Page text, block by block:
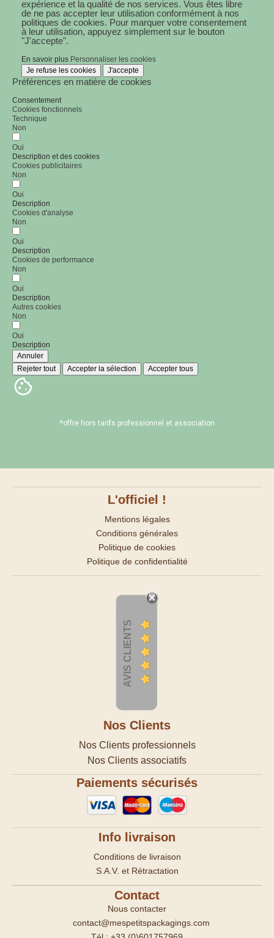
expérience et la qualité de nos services. Vous êtes libre
de ne pas accepter leur utilisation conformément à nos
politiques de cookies. Pour marquer votre consentement
à leur utilisation, appuyez simplement sur le bouton
"J'accepte".
En savoir plus Personnaliser les cookies
Je refuse les cookies
J'accepte
Préférences en matière de cookies
Consentement
Cookies fonctionnels
Technique
Non
Oui
Description et des cookies
Cookies publicitaires
Non
Oui
Description
Cookies d'analyse
Non
Oui
Description
Cookies de performance
Non
Oui
Description
Autres cookies
Non
Oui
Description
Annuler
Rejeter tout
Accepter la sélection Accepter tous
*offre hors tarifs professionnel et association
L'officiel !
Mentions légales
Conditions générales
Politique de cookies
Politique de confidentialité
AVIS CLIENTS
Nos Clients
Nos Clients professionnels
Nos Clients associatifs
Paiements sécurisés
Info livraison
Conditions de livraison
S.A.V. et Rétractation
Contact
Nous contacter
contact@mespetitspackagings.com